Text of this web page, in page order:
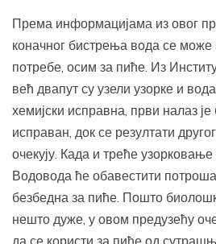
Према информацијама из овог
коначног бистрења вода се може
потребе, осим за пиће. Из
већ двапут су узели узорке и
хемијски исправна, први налаз
исправан, док се резултати
очекују. Када и треће
Водовода ће обавестити
безбедна за пиће. Пошто
нешто дуже, у овом предузећу
да се користи за пиће од